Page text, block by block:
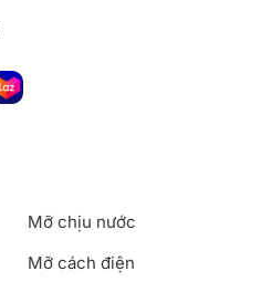
Mỡ chịu nước
Mỡ cách điện